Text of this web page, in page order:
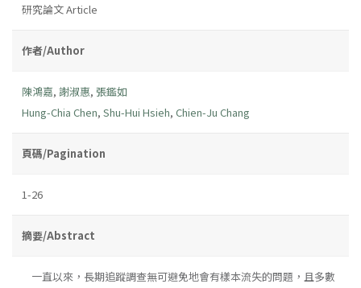
研究論文 Article
作者/Author
陳鴻嘉, 謝淑惠, 張鑑如
Hung-Chia Chen, Shu-Hui Hsieh, Chien-Ju Chang
頁碼/Pagination
1-26
摘要/Abstract
一直以來，長期追蹤調查無可避免地會有樣本流失的問題，且多數